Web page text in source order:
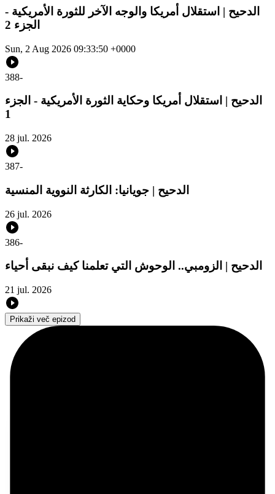
الدحيح | استقلال أمريكا والوجه الآخر للثورة الأمريكية -
الجزء 2
Sun, 2 Aug 2026 09:33:50 +0000
388-
الدحيح | استقلال أمريكا وحكاية الثورة الأمريكية - الجزء
1
28 jul. 2026
387-
الدحيح | جويانيا: الكارثة النووية المنسية
26 jul. 2026
386-
الدحيح | الزومبي.. الوحوش التي تعلمنا كيف نبقى أحياء
21 jul. 2026
Prikaži več epizod